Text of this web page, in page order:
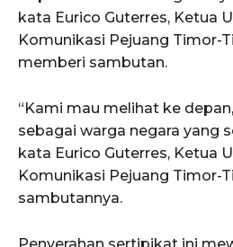
kata Eurico Guterres, Ketua
Komunikasi Pejuang Timor-
memberi sambutan.
“Kami mau melihat ke
sebagai warga negara yang
kata Eurico Guterres, Ketua
Komunikasi Pejuang Timor-
sambutannya.